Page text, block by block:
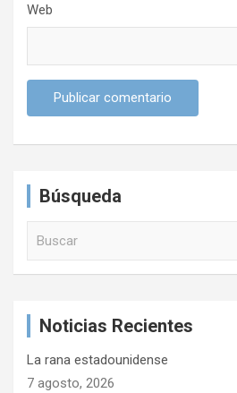
Web
Búsqueda
Noticias Recientes
La rana estadounidense
7 agosto, 2026